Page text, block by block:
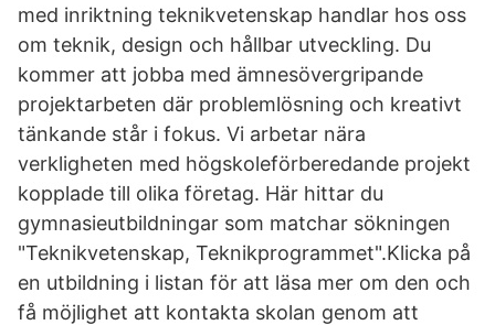
med inriktning teknikvetenskap handlar hos oss
om teknik, design och hållbar utveckling. Du
kommer att jobba med ämnesövergripande
projektarbeten där problemlösning och kreativt
tänkande står i fokus. Vi arbetar nära
verkligheten med högskoleförberedande projekt
kopplade till olika företag. Här hittar du
gymnasieutbildningar som matchar sökningen
"Teknikvetenskap, Teknikprogrammet".Klicka på
en utbildning i listan för att läsa mer om den och
få möjlighet att kontakta skolan genom att